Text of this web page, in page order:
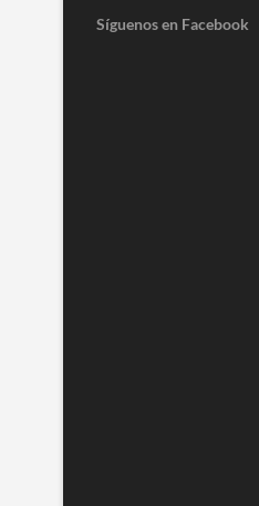
Síguenos en Facebook